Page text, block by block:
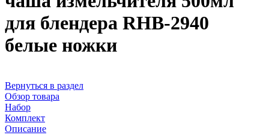
для блендера RHB-2940
белые ножки
Вернуться в раздел
Обзор товара
Набор
Комплект
Описание